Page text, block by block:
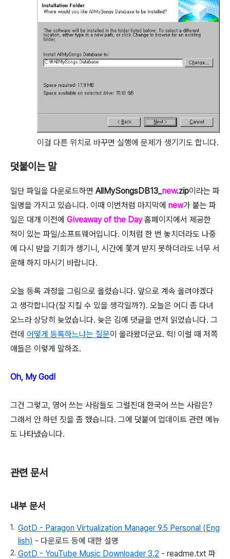
이걸 다른 위치로 바꾸면 실행에 문제가 생기기도 합니다.
덧붙이는 말
일단 파일을 다운로드하면 AllMySongsDB13_ new.zip이라는 파
일명을 가지고 있습니다. 이때 이번처럼 마지막에 new가 붙는 파
일은 대개 이전에 Giveaway of the Day홈페이지에서 제공한
적이 있는 파일/소프트웨어입니다. 이처럼 한 번 놓치더라도 나중
에 다시 받을 기회가 생기니, 시간에 쫓겨 받지 못하더라도 너무 서
운해 하지 마시기 바랍니다.
오늘 등록 과정을 그림으로 올렸습니다. 앞으로 계속 올려야겠다
고 생각합니다(잘 지킬 수 있을 생각일까?). 오늘은 어디 좀 다녀
오느라 상당히 늦었습니다. 늦은 김에 댓글을 먼저 읽었습니다. 그
런데 어떻게 등록하느냐는 질문이 올라왔더군요. 헉! 이럴 때 저쪽
애들은 이렇게 말하죠.
Oh, My God!
그건 그렇고, 영어 쓰는 사람들도 그럴진대 한국어 쓰는 사람은?
그래서 안 하던 짓을 좀 했습니다. 그에 덧붙여 업데이트 관련 메뉴
도 나타냈습니다.
관련 문서
내부 문서
GotD - Paragon Virtualization Manager 9.5 Personal (Eng
lish) - 다운로드 등에 대한 설명
GotD - YouTube Music Downloader 3.2 - readme.txt 파